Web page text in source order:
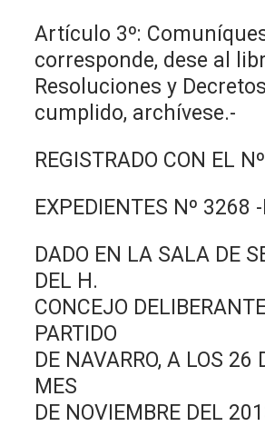
Artículo 3º:
corresponde, dese al
Resoluciones y
cumplido, archívese.-
REGISTRADO CON EL
EXPEDIENTES Nº 3268
DADO EN LA SALA DE
DEL H.
CONCEJO
PARTIDO
DE NAVARRO, A LOS 26
MES
DE NOVIEMBRE DEL